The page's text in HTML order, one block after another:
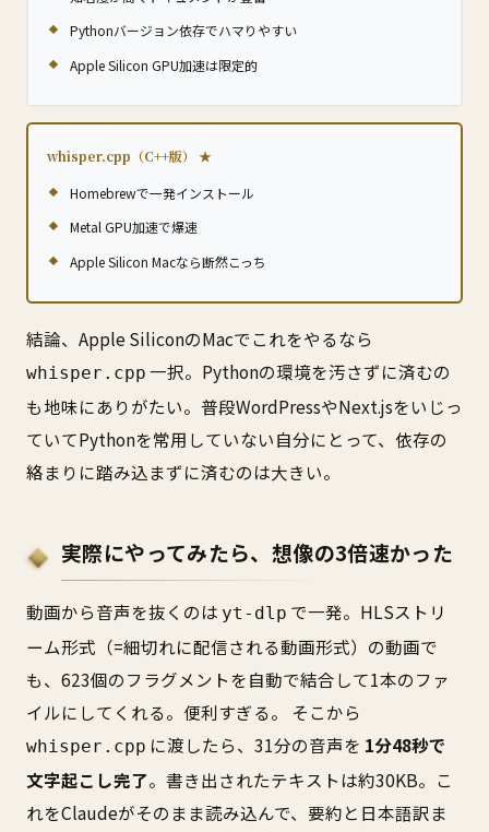
Pythonバージョン依存でハマりやすい
Apple Silicon GPU加速は限定的
whisper.cpp（C++版）
Homebrewで一発インストール
Metal GPU加速で爆速
Apple Silicon Macなら断然こっち
結論、Apple SiliconのMacでこれをやるなら
whisper.cpp 一択。Pythonの環境を汚さずに済むの
も地味にありがたい。普段WordPressやNext.jsをいじっ
ていてPythonを常用していない自分にとって、依存の
絡まりに踏み込まずに済むのは大きい。
実際にやってみたら、想像の3倍速かった
動画から音声を抜くのは yt-dlp で一発。HLSストリ
ーム形式（=細切れに配信される動画形式）の動画で
も、623個のフラグメントを自動で結合して1本のファ
イルにしてくれる。便利すぎる。 そこから
whisper.cpp に渡したら、31分の音声を 1分48秒で
文字起こし完了。書き出されたテキストは約30KB。こ
れをClaudeがそのまま読み込んで、要約と日本語訳ま